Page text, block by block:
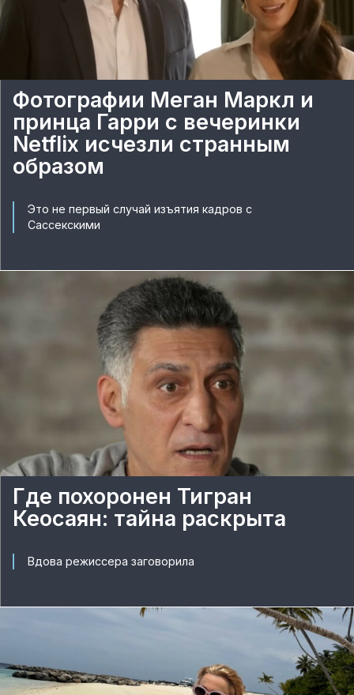
Фотографии Меган Маркл и
принца Гарри с вечеринки
Netflix исчезли странным
образом
Это не первый случай изъятия кадров с
Сассекскими
Где похоронен Тигран
Кеосаян: тайна раскрыта
Вдова режиссера заговорила